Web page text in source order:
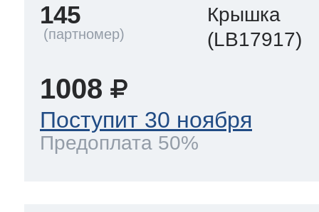
145
Крышка
(LB17917)
1008
Поступит 30 ноября
Предоплата 50%